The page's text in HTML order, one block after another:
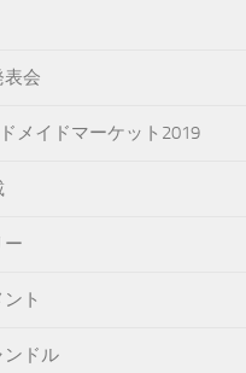
表会
メイドマーケット2019
ー
ト
ンドル